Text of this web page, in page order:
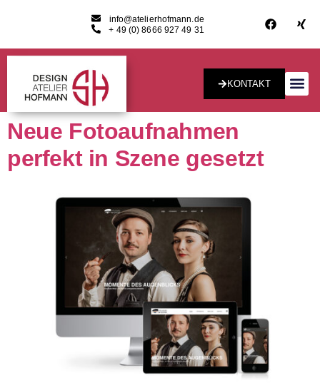
info@atelierhofmann.de
+ 49 (0) 8666 927 49 31
KONTAKT
Neue Fotoaufnahmen
perfekt in Szene gesetzt